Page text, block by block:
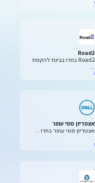
Road2
Road2 בחרו בבינת להקמת
אצטדיון סמי עופר
אצטדיון סמי עופר בחרו …